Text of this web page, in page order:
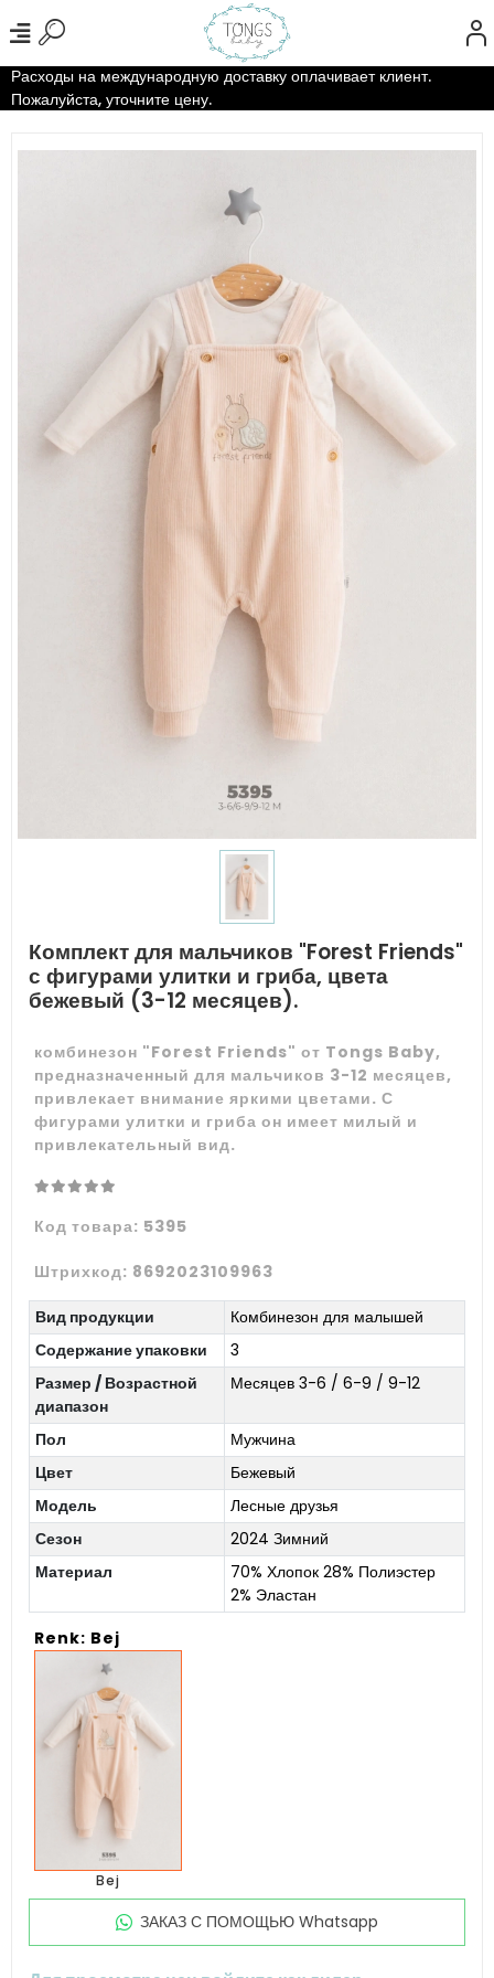
Расходы на международную доставку оплачивает клиент.
Пожалуйста, уточните цену.
Комплект для мальчиков "Forest Friends"
с фигурами улитки и гриба, цвета
бежевый (3-12 месяцев).
комбинезон "Forest Friends" от Tongs Baby,
предназначенный для мальчиков 3-12 месяцев,
привлекает внимание яркими цветами. С
фигурами улитки и гриба он имеет милый и
привлекательный вид.
Код товара: 5395
Штрихкод: 8692023109963
Вид продукции
Комбинезон для малышей
Содержание упаковки
3
Размер / Возрастной
диапазон
Месяцев 3-6 / 6-9 / 9-12
Пол
Мужчина
Цвет
Бежевый
Модель
Лесные друзья
Сезон
2024 Зимний
Материал
70% Хлопок 28% Полиэстер
2% Эластан
Renk: Bej
Bej
ЗАКАЗ С ПОМОЩЬЮ Whatsapp